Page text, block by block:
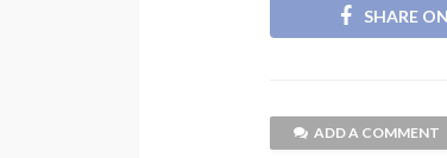
SHARE
ADD A COMMENT